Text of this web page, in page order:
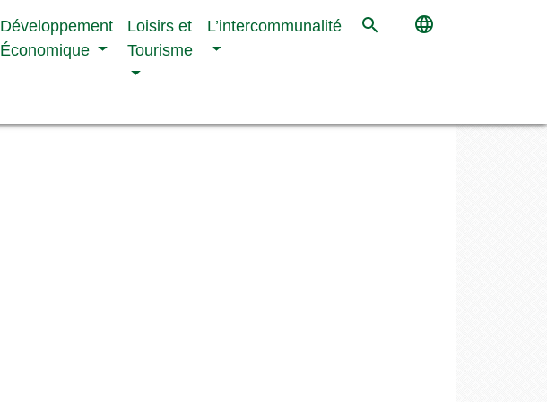
Développement
Économique
Loisirs et
Tourisme
L’intercommunalité search language